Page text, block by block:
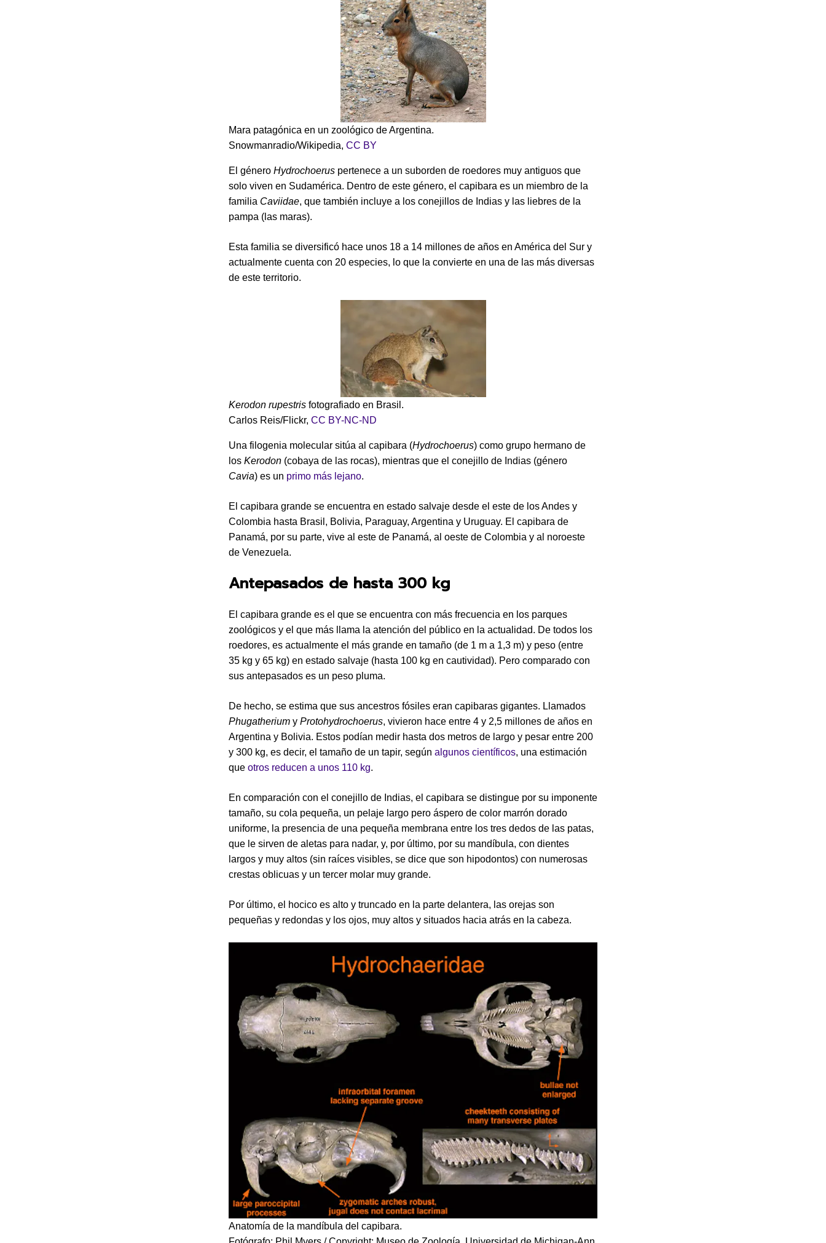
Mara patagónica en un zoológico de Argentina.
Snowmanradio/Wikipedia, CC BY
El género Hydrochoerus pertenece a un suborden de roedores muy antiguos que
solo viven en Sudamérica. Dentro de este género, el capibara es un miembro de la
familia Caviidae, que también incluye a los conejillos de Indias y las liebres de la
pampa (las maras).
Esta familia se diversificó hace unos 18 a 14 millones de años en América del Sur y
actualmente cuenta con 20 especies, lo que la convierte en una de las más diversas
de este territorio.
Kerodon rupestris fotografiado en Brasil.
Carlos Reis/Flickr, CC BY-NC-ND
Una filogenia molecular sitúa al capibara (Hydrochoerus) como grupo hermano de
los Kerodon (cobaya de las rocas), mientras que el conejillo de Indias (género
Cavia) es un primo más lejano.
El capibara grande se encuentra en estado salvaje desde el este de los Andes y
Colombia hasta Brasil, Bolivia, Paraguay, Argentina y Uruguay. El capibara de
Panamá, por su parte, vive al este de Panamá, al oeste de Colombia y al noroeste
de Venezuela.
Antepasados de hasta 300 kg
El capibara grande es el que se encuentra con más frecuencia en los parques
zoológicos y el que más llama la atención del público en la actualidad. De todos los
roedores, es actualmente el más grande en tamaño (de 1 m a 1,3 m) y peso (entre
35 kg y 65 kg) en estado salvaje (hasta 100 kg en cautividad). Pero comparado con
sus antepasados es un peso pluma.
De hecho, se estima que sus ancestros fósiles eran capibaras gigantes. Llamados
Phugatherium y Protohydrochoerus, vivieron hace entre 4 y 2,5 millones de años en
Argentina y Bolivia. Estos podían medir hasta dos metros de largo y pesar entre 200
y 300 kg, es decir, el tamaño de un tapir, según algunos científicos, una estimación
que otros reducen a unos 110 kg.
En comparación con el conejillo de Indias, el capibara se distingue por su imponente
tamaño, su cola pequeña, un pelaje largo pero áspero de color marrón dorado
uniforme, la presencia de una pequeña membrana entre los tres dedos de las patas,
que le sirven de aletas para nadar, y, por último, por su mandíbula, con dientes
largos y muy altos (sin raíces visibles, se dice que son hipodontos) con numerosas
crestas oblicuas y un tercer molar muy grande.
Por último, el hocico es alto y truncado en la parte delantera, las orejas son
pequeñas y redondas y los ojos, muy altos y situados hacia atrás en la cabeza.
Anatomía de la mandíbula del capibara.